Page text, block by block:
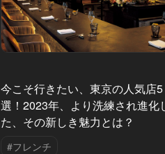
今こそ行きたい、東京の人気店5
選！2023年、より洗練され進化
た、その新しき魅力とは？
#フレンチ